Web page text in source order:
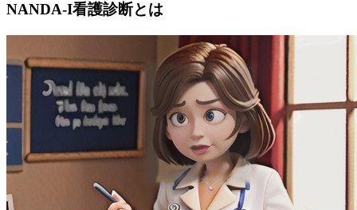
NANDA-I看護診断とは